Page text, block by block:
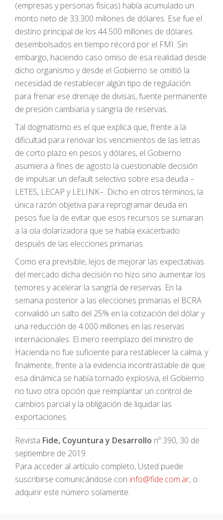
(empresas y personas físicas) había acumulado un
monto neto de 33.300 millones de dólares. Ese fue el
destino principal de los 44.500 millones de dólares
desembolsados en tiempo récord por el FMI. Sin
embargo, haciendo caso omiso de esa realidad desde
dicho organismo y desde el Gobierno se omitió la
necesidad de restablecer algún tipo de regulación
para frenar ese drenaje de divisas, fuente permanente
de presión cambiaria y sangría de reservas.
Tal dogmatismo es el que explica que, frente a la
dificultad para renovar los vencimientos de las letras
de corto plazo en pesos y dólares, el Gobierno
asumiera a fines de agosto la cuestionable decisión
de impulsar un default selectivo sobre esa deuda –
LETES, LECAP y LELINK–. Dicho en otros términos, la
única razón objetiva para reprogramar deuda en
pesos fue la de evitar que esos recursos se sumaran
a la ola dolarizadora que se había exacerbado
después de las elecciones primarias.
Como era previsible, lejos de mejorar las expectativas
del mercado dicha decisión no hizo sino aumentar los
temores y acelerar la sangría de reservas. En la
semana posterior a las elecciones primarias el BCRA
convalidó un salto del 25% en la cotización del dólar y
una reducción de 4.000 millones en las reservas
internacionales. El mero reemplazo del ministro de
Hacienda no fue suficiente para restablecer la calma, y
finalmente, frente a la evidencia incontrastable de que
esa dinámica se había tornado explosiva, el Gobierno
no tuvo otra opción que reimplantar un control de
cambios parcial y la obligación de liquidar las
exportaciones.
Revista Fide, Coyuntura y Desarrollo nº 390, 30 de
septiembre de 2019.
Para acceder al artículo completo, Usted puede
suscribirse comunicándose con info@fide.com.ar, o
adquirir este número solamente.